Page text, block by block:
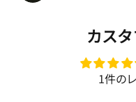
カス
1件の